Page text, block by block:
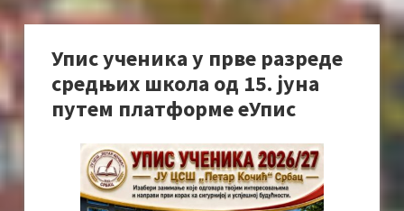
Упис ученика у прве разреде
средњих школа од 15. јуна
путем платформе еУпис